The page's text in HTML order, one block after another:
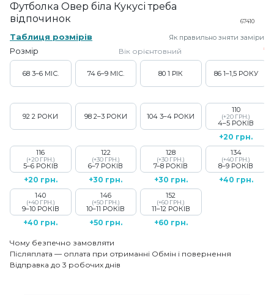
Футболка Овер біла Кукусі треба
відпочинок
67410
Таблиця розмірів Як правильно зняти заміри
Розмір Вік орієнтовний
68 3–6 МІС. 74 6–9 МІС. 80 1 РІК 86 1–1,5 РОКУ
92 2 РОКИ 98 2–3 РОКИ 104 3–4 РОКИ
110
(+20 ГРН.)
4–5 РОКІВ
+20 грн.
116
(+20 ГРН.)
5–6 РОКІВ
+20 грн.
122
(+30 ГРН.)
6–7 РОКІВ
+30 грн.
128
(+30 ГРН.)
7–8 РОКІВ
+30 грн.
134
(+40 ГРН.)
8–9 РОКІВ
+40 грн.
140
(+40 ГРН.)
9–10 РОКІВ
+40 грн.
146
(+50 ГРН.)
10–11 РОКІВ
+50 грн.
152
(+60 ГРН.)
11–12 РОКІВ
+60 грн.
Чому безпечно замовляти
Післяплата — оплата при отриманні Обмін і повернення
Відправка до 3 робочих днів